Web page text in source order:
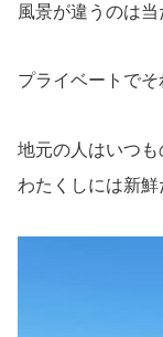
風景が違うのは当
プライベートでそ
地元の人はいつ
わたくしには新鮮